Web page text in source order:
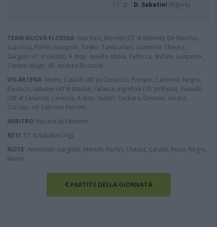
17' st D. Sabatini (Rigore)
TEAM NUOVA FLORIDA: Giordani, Moretti (23’ st Menniti), De Marchis,
Scardola, Porfiri, Iacoponi, Toskic, Tamburlani, Gambioli, Chavez,
Gargiulo (1’ st Giusto). A disp. Aniello, Miola, Pallocca, Stefani, Gasperini,
Contini, Magri. All. Andrea Bussone.
VIS ARTENA: Manni, Cataldi (40’ pt Contucci), Pompei, Carbone, Negro,
Paolacci, Sabatini (41’st Massa), Falasca, Ingretolli (35’ pt Rossi), Vassallo
(38’ st Cesarini), Cericola. A disp. Isidori, Cerbara, Donnini, Vararo,
Cucciari. All. Fabrizio Perrotti.
ARBITRO: Mucera di Palermo.
RETI: 17’ st Sabatini (rig).
NOTE: Ammoniti: Gargiulo, Moretti, Porfiri, Chavez, Cataldi, Rossi, Negro,
Manni.
PARTITE DELLA GIORNATA